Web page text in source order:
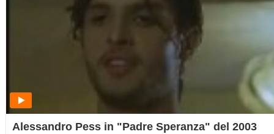
Alessandro Pess in "Padre Speranza" del 2003